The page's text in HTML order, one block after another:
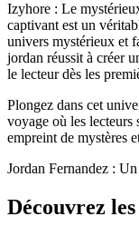
Izyhore : Le
captivant ⁤est un
univers mystérieux et
jordan réussit à créer⁢
le lecteur ⁤dès les
Plongez dans ⁢cet
voyage où les lecteurs
empreint de mystères
Jordan Fernandez :
Découvrez